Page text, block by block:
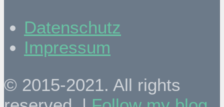
Datenschutz
Impressum
© 2015-2021. All rights